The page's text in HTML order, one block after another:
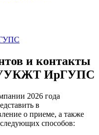
и контакты
УУКЖТ ИрГУПС
2026 года
в
о приеме, а также
способов: